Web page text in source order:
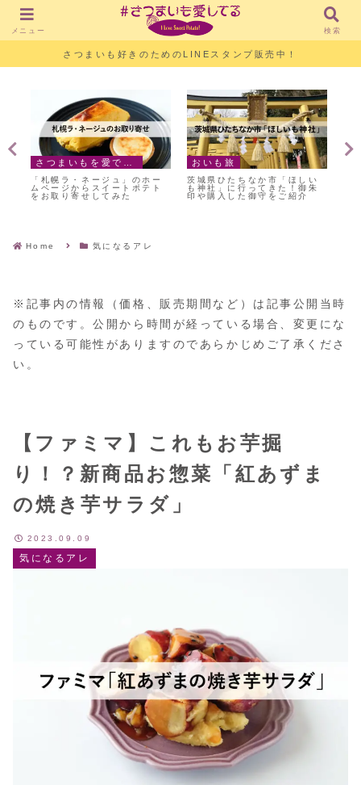
さつまいも好きのためのLINEスタンプ販売中！
なか市「ほしい
ってきた！御朱
御守をご紹介
お気に入りスイーツ
【フェスティバロ】お取り寄
せ可能！和風菓ベイクドスイ
ーツ 太白／はるか／なな紫
おいしい食べ方
生クリーム不使用！
る、なかしましほさ
イートポテト」のレ
Home 気になるアレ
【ファミマ】これもお芋掘
り！？新商品お惣菜「紅あずま
の焼き芋サラダ」
気になるアレ
2023.09.09
※記事内の情報（価格、販売期間など）は記事公開当時
のものです。公開から時間が経っている場合、変更にな
っている可能性がありますのであらかじめご了承くださ
い。
メニュー 検索